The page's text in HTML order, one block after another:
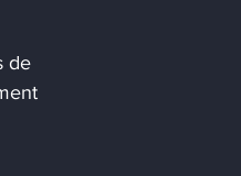
de